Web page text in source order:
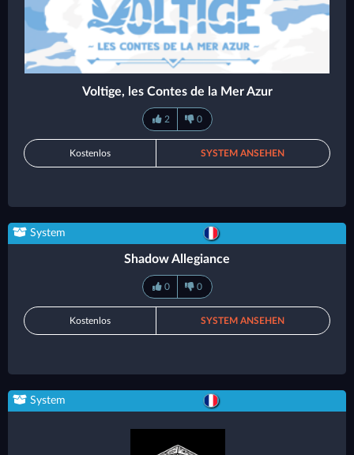
Voltige, les Contes de la Mer Azur
2 0
Kostenlos SYSTEM ANSEHEN
System
Shadow Allegiance
0 0
Kostenlos SYSTEM ANSEHEN
System